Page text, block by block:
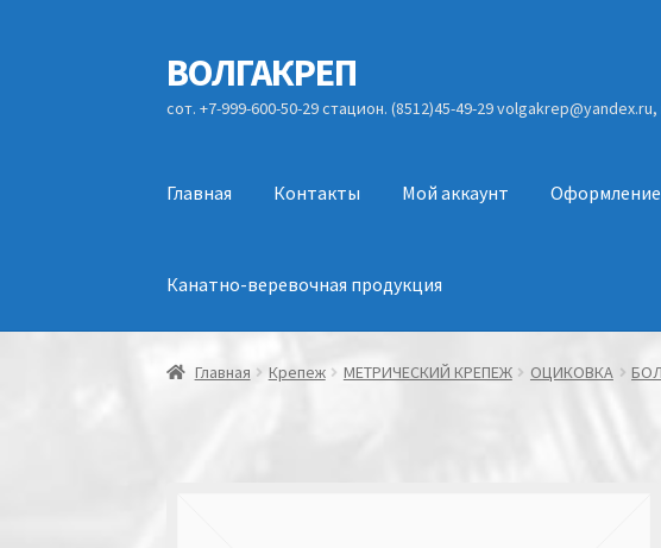
Перейти
к
навигации
Перейти
к
содержимому
ВОЛГАКРЕП
сот. +7-999-600-50-29 стацион. (8512)45-49-29
Главная Контакты Мой аккаунт Оформление
Канатно-веревочная продукция
Главная Крепеж МЕТРИЧЕСКИЙ КРЕПЕЖ ОЦИКОВКА